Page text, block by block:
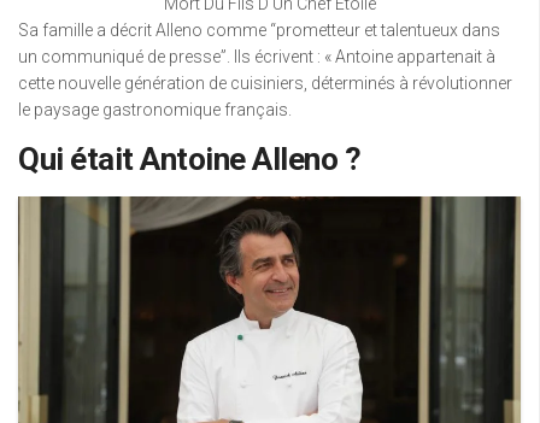
Sa famille a décrit Alleno comme “prometteur et talentueux dans
un communiqué de presse”. Ils écrivent : « Antoine appartenait à
cette nouvelle génération de cuisiniers, déterminés à révolutionner
le paysage gastronomique français.
Qui était Antoine Alleno ?